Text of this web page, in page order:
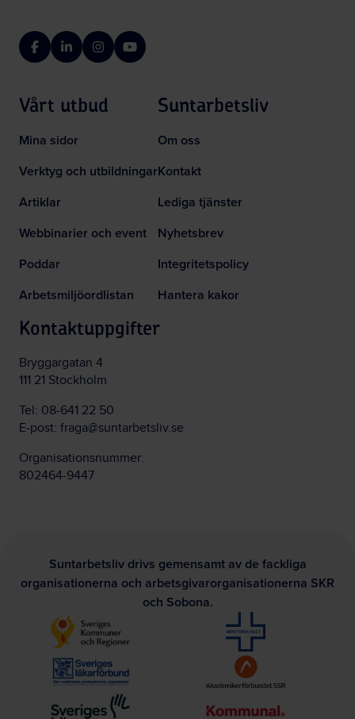
FacebookLinkedInInstagramYouTube
Vårt utbud
Mina sidor
Verktyg och utbildningar
Artiklar
Webbinarier och event
Poddar
Arbetsmiljöordlistan
Suntarbetsliv
Om oss
Kontakt
Lediga tjänster
Nyhetsbrev
Integritetspolicy
Hantera kakor
Kontaktuppgifter
Bryggargatan 4
111 21 Stockholm
Tel: 08-641 22 50
E-post: fraga@suntarbetsliv.se
Organisationsnummer:
802464-9447
Suntarbetsliv drivs gemensamt av de fackliga
organisationerna och arbetsgivarorganisationerna SKR
och Sobona.